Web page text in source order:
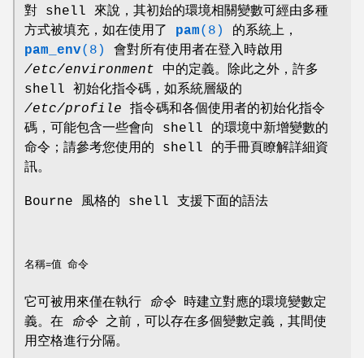
對 shell 來說，其初始的環境相關變數可經由多種
方式被填充，如在使用了 pam(8)
的系統上，
pam_env(8)
會對所有使用者在登入時啟用
/etc/environment 中的定義。除此之外，許多
shell 初始化指令碼，如系統層級的
/etc/profile 指令碼和各個使用者的初始化指令
碼，可能包含一些會向 shell 的環境中新增變數的
命令；請參考您使用的 shell 的手冊頁瞭解詳細資
訊。
Bourne 風格的 shell 支援下面的語法
它可被用來僅在執行 命令時建立對應的環境變數定
義。在
命令之前，可以存在多個變數定義，其間使
用空格進行分隔。